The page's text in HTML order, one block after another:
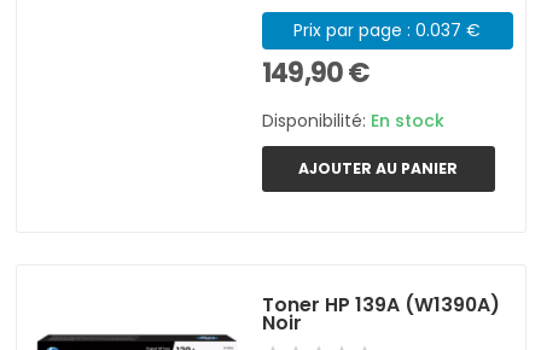
Prix par page : 0.037 €
149,90 €
Disponibilité: En stock
AJOUTER AU PANIER
Toner HP 139A (W1390A)
Noir